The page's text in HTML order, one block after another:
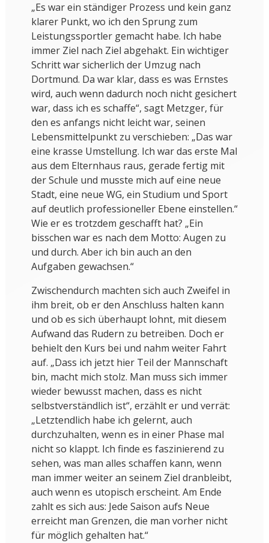
„Es war ein ständiger Prozess und kein ganz
klarer Punkt, wo ich den Sprung zum
Leistungssportler gemacht habe. Ich habe
immer Ziel nach Ziel abgehakt. Ein wichtiger
Schritt war sicherlich der Umzug nach
Dortmund. Da war klar, dass es was Ernstes
wird, auch wenn dadurch noch nicht gesichert
war, dass ich es schaffe“, sagt Metzger, für
den es anfangs nicht leicht war, seinen
Lebensmittelpunkt zu verschieben: „Das war
eine krasse Umstellung. Ich war das erste Mal
aus dem Elternhaus raus, gerade fertig mit
der Schule und musste mich auf eine neue
Stadt, eine neue WG, ein Studium und Sport
auf deutlich professioneller Ebene einstellen.“
Wie er es trotzdem geschafft hat? „Ein
bisschen war es nach dem Motto: Augen zu
und durch. Aber ich bin auch an den
Aufgaben gewachsen.“
Zwischendurch machten sich auch Zweifel in
ihm breit, ob er den Anschluss halten kann
und ob es sich überhaupt lohnt, mit diesem
Aufwand das Rudern zu betreiben. Doch er
behielt den Kurs bei und nahm weiter Fahrt
auf. „Dass ich jetzt hier Teil der Mannschaft
bin, macht mich stolz. Man muss sich immer
wieder bewusst machen, dass es nicht
selbstverständlich ist“, erzählt er und verrät:
„Letztendlich habe ich gelernt, auch
durchzuhalten, wenn es in einer Phase mal
nicht so klappt. Ich finde es faszinierend zu
sehen, was man alles schaffen kann, wenn
man immer weiter an seinem Ziel dranbleibt,
auch wenn es utopisch erscheint. Am Ende
zahlt es sich aus: Jede Saison aufs Neue
erreicht man Grenzen, die man vorher nicht
für möglich gehalten hat.“